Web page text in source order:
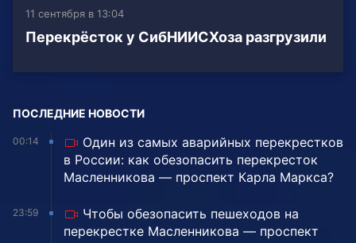
11 сентября в 13:04
Перекрёсток у СибНИИСХоза разгрузили
ПОСЛЕДНИЕ НОВОСТИ
00:14
Один из самых аварийных перекрестков
в России: как обезопасить перекресток
Масленникова — проспект Карла Маркса?
23:59
Чтобы обезопасить пешеходов на
перекрестке Масленникова — проспект